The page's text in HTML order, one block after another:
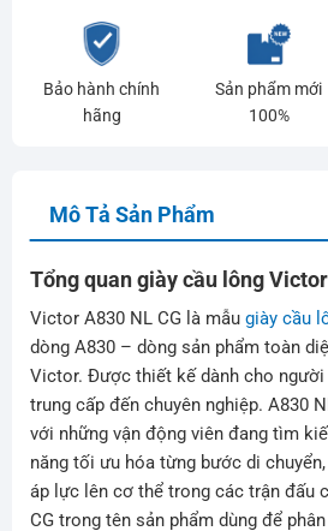
Bảo hành chính
hãng
Sản phẩm mới
100%
Mô Tả Sản Phẩm
Tổng quan giày cầu lông
Victor A830 NL CG là mẫu giày cầu
dòng A830 – dòng sản phẩm toàn
Victor. Được thiết kế dành cho
trung cấp đến chuyên nghiệp. A830
với những vận động viên đang tìm
năng tối ưu hóa từng bước di
áp lực lên cơ thể trong các trận đấu
CG trong tên sản phẩm dùng để